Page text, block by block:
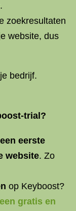
zoekresultaten
website, dus
bedrijf.
trial?
een eerste
website. Zo
op Keyboost?
gratis en